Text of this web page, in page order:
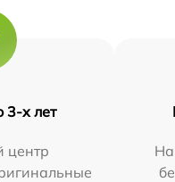
3-х лет
центр